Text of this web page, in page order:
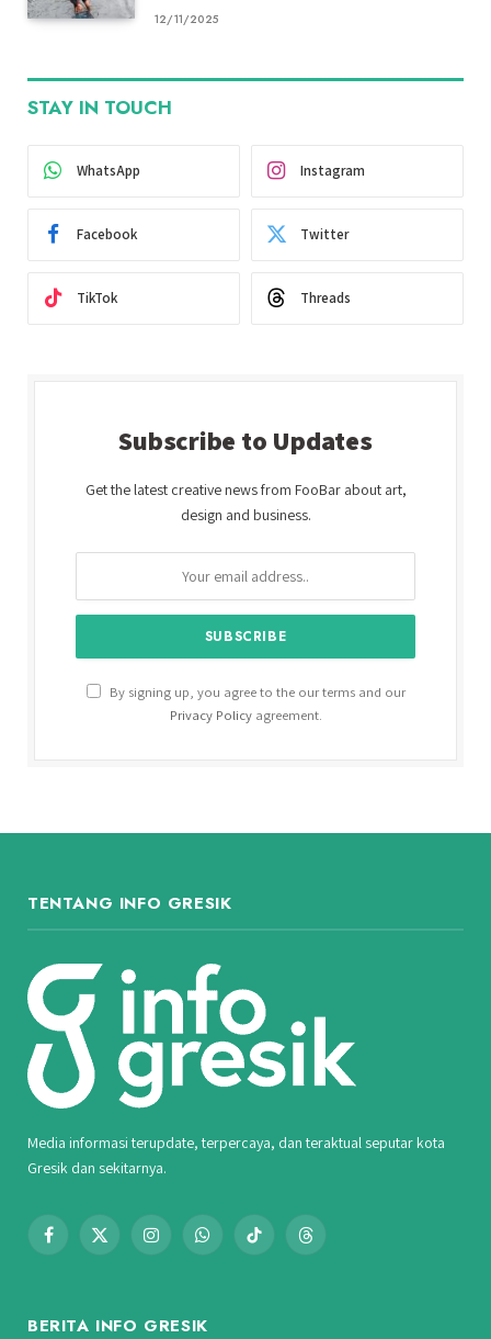
12/11/2025
STAY IN TOUCH
WhatsApp Instagram
Facebook Twitter
TikTok Threads
Subscribe to Updates
Get the latest creative news from FooBar about art,
design and business.
By signing up, you agree to the our terms and our
Privacy Policyagreement.
TENTANG INFO GRESIK
Media informasi terupdate, terpercaya, dan teraktual seputar kota
Gresik dan sekitarnya.
Facebook
X
InstagramWhatsAppTikTok Threads
BERITA INFO GRESIK